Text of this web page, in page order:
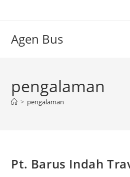
Agen Bus
pengalaman
> pengalaman
Pt. Barus Indah